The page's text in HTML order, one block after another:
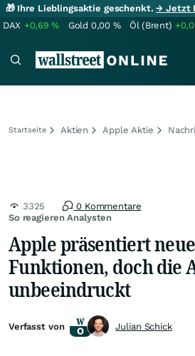
🎁 Ihre Lieblingsaktie geschenkt.→ Jetzt
DAX +0,69% Gold 0,00 % Öl (Brent)
Startseite Aktien Apple Aktie
So reagieren Analysten
3325 0 Kommentare
Apple präsentiert
Funktionen, doch die
unbeeindruckt
Verfasst von Julian Schick